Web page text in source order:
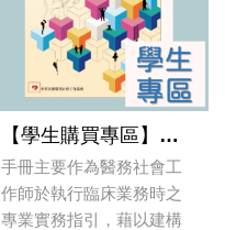
【學生購買專區】醫務社會工作家庭評估實務指引手冊
手冊主要作為醫務社會工
作師於執行臨床業務時之
專業實務指引，藉以建構